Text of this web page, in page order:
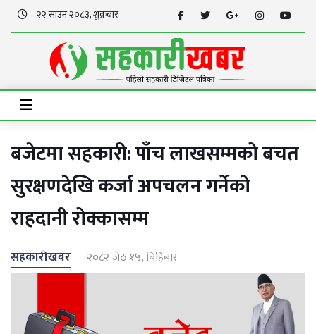
२२ साउन २०८३, शुक्रबार
बजेटमा सहकारी: पाँच लाखसम्मको बचत
सुरक्षणदेखि कर्जा अपचलन गर्नेको
राहदानी रोक्कासम्म
सहकारीखबर २०८२ जेठ १५, बिहिबार